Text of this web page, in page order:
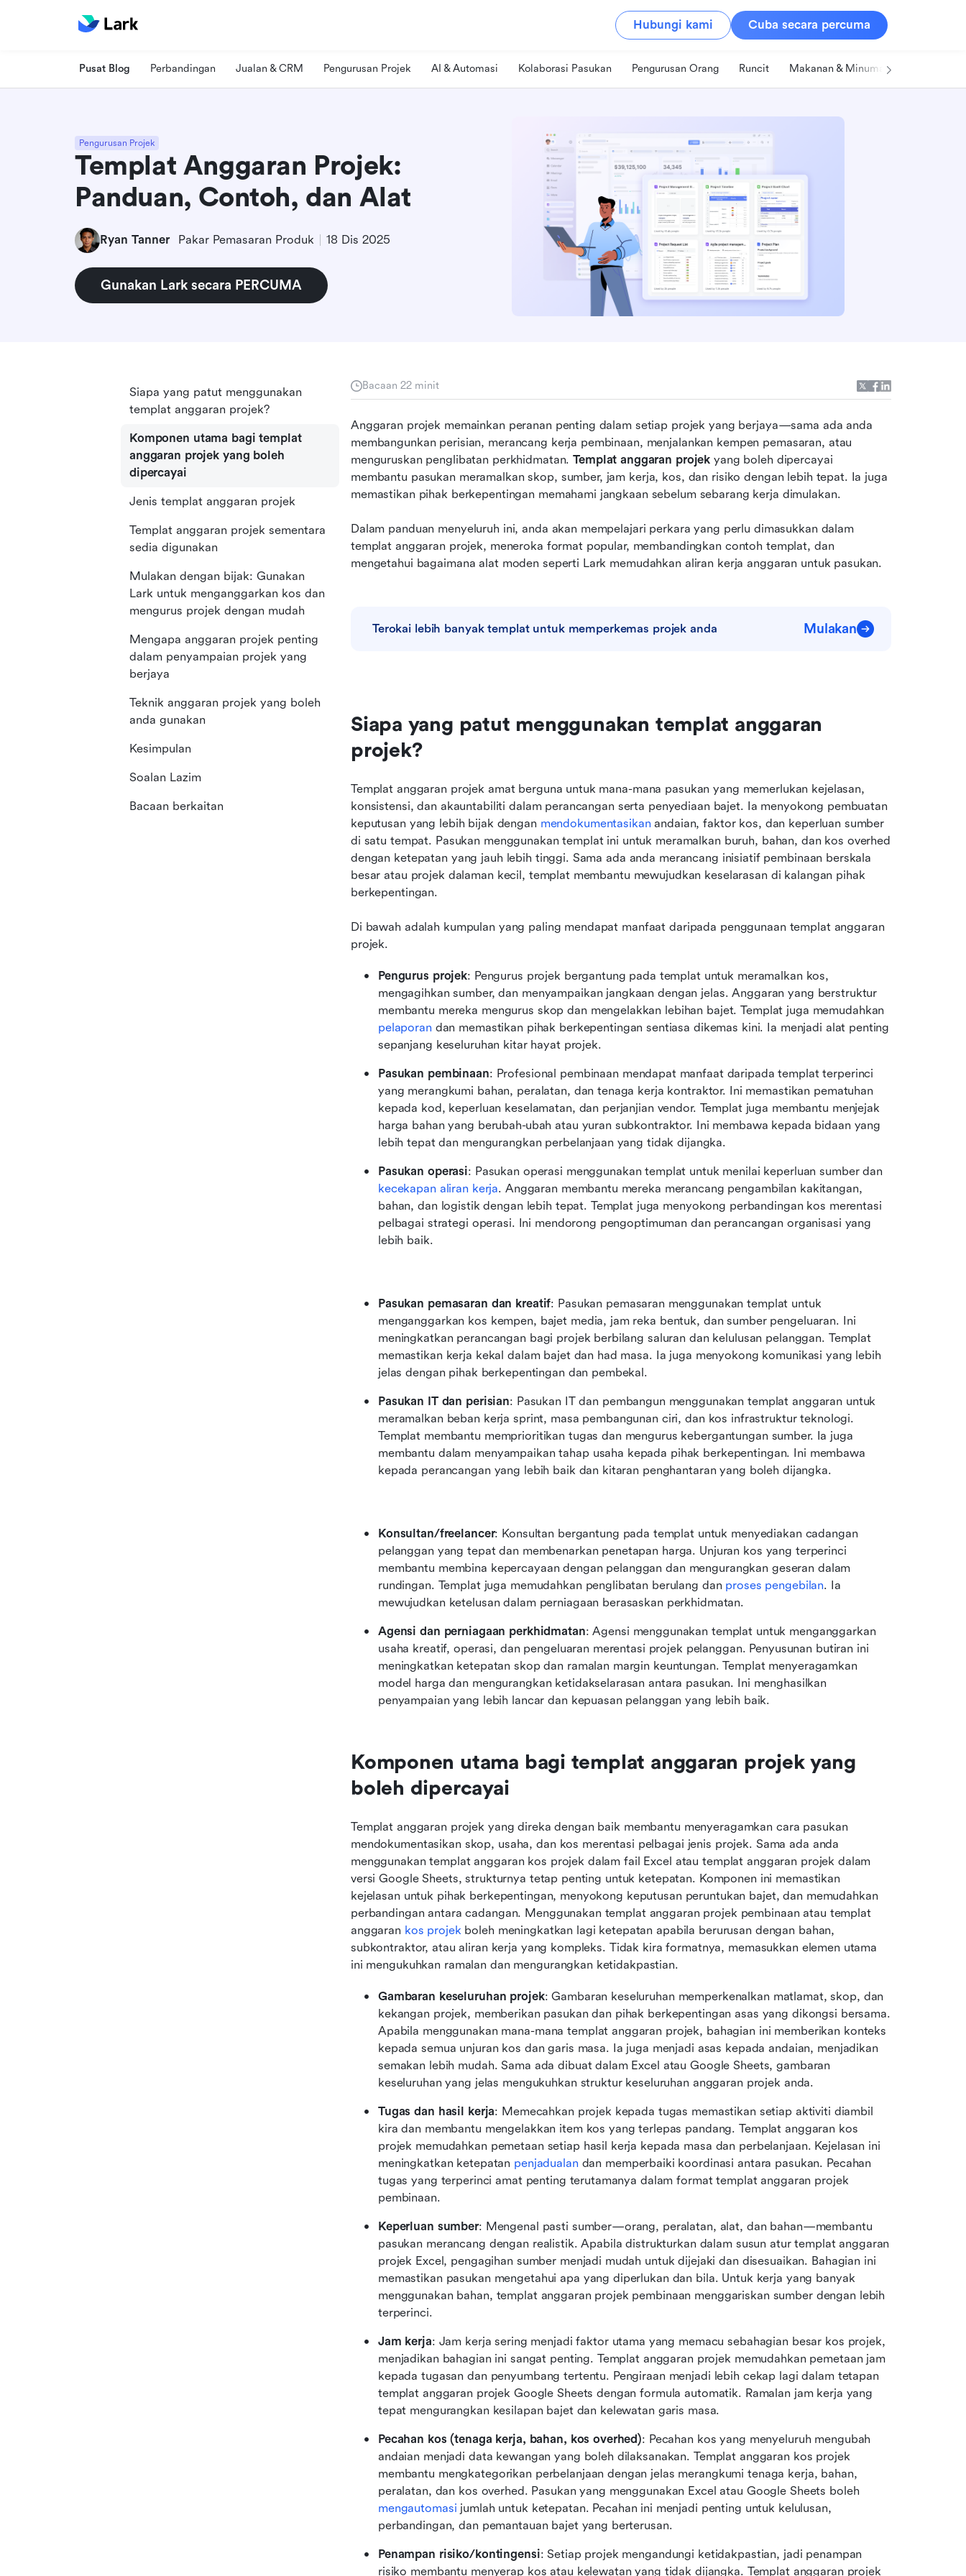
Hubungi kami Cuba secara percuma
Pusat Blog Perbandingan Jualan & CRM Pengurusan Projek AI & Automasi Kolaborasi Pasukan Pengurusan Orang Runcit Makanan & Minuman
Pengurusan Projek
Templat Anggaran Projek:
Panduan, Contoh, dan Alat
Ryan Tanner Pakar Pemasaran Produk 18 Dis 2025
Gunakan Lark secara PERCUMA
Bacaan 22 minit
Anggaran projek memainkan peranan penting dalam setiap projek yang berjaya—sama ada anda
membangunkan perisian, merancang kerja pembinaan, menjalankan kempen pemasaran, atau
menguruskan penglibatan perkhidmatan. Templat anggaran projek yang boleh dipercayai
membantu pasukan meramalkan skop, sumber, jam kerja, kos, dan risiko dengan lebih tepat. Ia juga
memastikan pihak berkepentingan memahami jangkaan sebelum sebarang kerja dimulakan.
Dalam panduan menyeluruh ini, anda akan mempelajari perkara yang perlu dimasukkan dalam
templat anggaran projek, meneroka format popular, membandingkan contoh templat, dan
mengetahui bagaimana alat moden seperti Lark memudahkan aliran kerja anggaran untuk pasukan.
Terokai lebih banyak templat untuk memperkemas projek anda Mulakan
Siapa yang patut menggunakan templat anggaran
projek?
Templat anggaran projek amat berguna untuk mana-mana pasukan yang memerlukan kejelasan,
konsistensi, dan akauntabiliti dalam perancangan serta penyediaan bajet. Ia menyokong pembuatan
keputusan yang lebih bijak dengan mendokumentasikan andaian, faktor kos, dan keperluan sumber
di satu tempat. Pasukan menggunakan templat ini untuk meramalkan buruh, bahan, dan kos overhed
dengan ketepatan yang jauh lebih tinggi. Sama ada anda merancang inisiatif pembinaan berskala
besar atau projek dalaman kecil, templat membantu mewujudkan keselarasan di kalangan pihak
berkepentingan.
Di bawah adalah kumpulan yang paling mendapat manfaat daripada penggunaan templat anggaran
projek.
Pengurus projek: Pengurus projek bergantung pada templat untuk meramalkan kos,
mengagihkan sumber, dan menyampaikan jangkaan dengan jelas. Anggaran yang berstruktur
pelaporan dan memastikan pihak berkepentingan sentiasa dikemas kini. Ia menjadi alat penting
sepanjang keseluruhan kitar hayat projek.
Pasukan pembinaan: Profesional pembinaan mendapat manfaat daripada templat terperinci
yang merangkumi bahan, peralatan, dan tenaga kerja kontraktor. Ini memastikan pematuhan
kepada kod, keperluan keselamatan, dan perjanjian vendor. Templat juga membantu menjejak
harga bahan yang berubah-ubah atau yuran subkontraktor. Ini membawa kepada bidaan yang
lebih tepat dan mengurangkan perbelanjaan yang tidak dijangka.
Pasukan operasi
kecekapan aliran kerja. Anggaran membantu mereka merancang pengambilan kakitangan,
bahan, dan logistik dengan lebih tepat. Templat juga menyokong perbandingan kos merentasi
pelbagai strategi operasi. Ini mendorong pengoptimuman dan perancangan organisasi yang
lebih baik.
Pasukan pemasaran dan kreatif: Pasukan pemasaran menggunakan templat untuk
menganggarkan kos kempen, bajet media, jam reka bentuk, dan sumber pengeluaran. Ini
meningkatkan perancangan bagi projek berbilang saluran dan kelulusan pelanggan. Templat
memastikan kerja kekal dalam bajet dan had masa. Ia juga menyokong komunikasi yang lebih
jelas dengan pihak berkepentingan dan pembekal.
Pasukan IT dan perisian: Pasukan IT dan pembangun menggunakan templat anggaran untuk
meramalkan beban kerja sprint, masa pembangunan ciri, dan kos infrastruktur teknologi.
Templat membantu memprioritikan tugas dan mengurus kebergantungan sumber. Ia juga
membantu dalam menyampaikan tahap usaha kepada pihak berkepentingan. Ini membawa
kepada perancangan yang lebih baik dan kitaran penghantaran yang boleh dijangka.
Konsultan/freelancer: Konsultan bergantung pada templat untuk menyediakan cadangan
pelanggan yang tepat dan membenarkan penetapan harga. Unjuran kos yang terperinci
membantu membina kepercayaan dengan pelanggan dan mengurangkan geseran dalam
rundingan. Templat juga memudahkan penglibatan berulang dan proses pengebilan. Ia
mewujudkan ketelusan dalam perniagaan berasaskan perkhidmatan.
Agensi dan perniagaan perkhidmatan: Agensi menggunakan templat untuk menganggarkan
usaha kreatif, operasi, dan pengeluaran merentasi projek pelanggan. Penyusunan butiran ini
meningkatkan ketepatan skop dan ramalan margin keuntungan. Templat menyeragamkan
model harga dan mengurangkan ketidakselarasan antara pasukan. Ini menghasilkan
penyampaian yang lebih lancar dan kepuasan pelanggan yang lebih baik.
Komponen utama bagi templat anggaran projek yang
boleh dipercayai
Templat anggaran projek yang direka dengan baik membantu menyeragamkan cara pasukan
mendokumentasikan skop, usaha, dan kos merentasi pelbagai jenis projek. Sama ada anda
menggunakan templat anggaran kos projek dalam fail Excel atau templat anggaran projek dalam
versi Google Sheets, strukturnya tetap penting untuk ketepatan. Komponen ini memastikan
kejelasan untuk pihak berkepentingan, menyokong keputusan peruntukan bajet, dan memudahkan
perbandingan antara cadangan. Menggunakan templat anggaran projek pembinaan atau templat
anggaran kos projek boleh meningkatkan lagi ketepatan apabila berurusan dengan bahan,
subkontraktor, atau aliran kerja yang kompleks. Tidak kira formatnya, memasukkan elemen utama
ini mengukuhkan ramalan dan mengurangkan ketidakpastian.
Gambaran keseluruhan projek: Gambaran keseluruhan memperkenalkan matlamat, skop, dan
kekangan projek, memberikan pasukan dan pihak berkepentingan asas yang dikongsi bersama.
Apabila menggunakan mana-mana templat anggaran projek, bahagian ini memberikan konteks
kepada semua unjuran kos dan garis masa. Ia juga menjadi asas kepada andaian, menjadikan
semakan lebih mudah. Sama ada dibuat dalam Excel atau Google Sheets, gambaran
keseluruhan yang jelas mengukuhkan struktur keseluruhan anggaran projek anda.
Tugas dan hasil kerja: Memecahkan projek kepada tugas memastikan setiap aktiviti diambil
kira dan membantu mengelakkan item kos yang terlepas pandang. Templat anggaran kos
projek memudahkan pemetaan setiap hasil kerja kepada masa dan perbelanjaan. Kejelasan ini
meningkatkan ketepatan penjadualan dan memperbaiki koordinasi antara pasukan. Pecahan
tugas yang terperinci amat penting terutamanya dalam format templat anggaran projek
pembinaan.
Keperluan sumber: Mengenal pasti sumber—orang, peralatan, alat, dan bahan—membantu
pasukan merancang dengan realistik. Apabila distrukturkan dalam susun atur templat anggaran
projek Excel, pengagihan sumber menjadi mudah untuk dijejaki dan disesuaikan. Bahagian ini
memastikan pasukan mengetahui apa yang diperlukan dan bila. Untuk kerja yang banyak
menggunakan bahan, templat anggaran projek pembinaan menggariskan sumber dengan lebih
terperinci.
Jam kerja: Jam kerja sering menjadi faktor utama yang memacu sebahagian besar kos projek,
menjadikan bahagian ini sangat penting. Templat anggaran projek memudahkan pemetaan jam
kepada tugasan dan penyumbang tertentu. Pengiraan menjadi lebih cekap lagi dalam tetapan
templat anggaran projek Google Sheets dengan formula automatik. Ramalan jam kerja yang
tepat mengurangkan kesilapan bajet dan kelewatan garis masa.
Pecahan kos (tenaga kerja, bahan, kos overhed): Pecahan kos yang menyeluruh mengubah
andaian menjadi data kewangan yang boleh dilaksanakan. Templat anggaran kos projek
membantu mengkategorikan perbelanjaan dengan jelas merangkumi tenaga kerja, bahan,
mengautomasi jumlah untuk ketepatan. Pecahan ini menjadi penting untuk kelulusan,
perbandingan, dan pemantauan bajet yang berterusan.
Penampan risiko/kontingensi: Setiap projek mengandungi ketidakpastian, jadi penampan
risiko membantu menyerap kos atau kelewatan yang tidak dijangka. Templat anggaran projek
Siapa yang patut menggunakan
templat anggaran projek?
Komponen utama bagi templat
anggaran projek yang boleh
dipercayai
Jenis templat anggaran projek
Templat anggaran projek sementara
sedia digunakan
Mulakan dengan bijak: Gunakan
Lark untuk menganggarkan kos dan
mengurus projek dengan mudah
Mengapa anggaran projek penting
dalam penyampaian projek yang
berjaya
Teknik anggaran projek yang boleh
anda gunakan
Kesimpulan
Soalan Lazim
Bacaan berkaitan